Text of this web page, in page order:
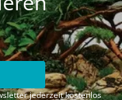
jederzeit kostenlos